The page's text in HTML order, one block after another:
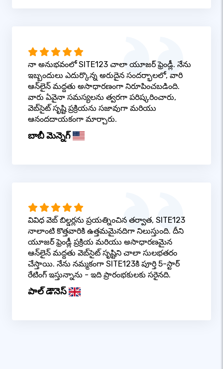
నా అనుభవంలో SITE123 చాలా యూజర్ ఫ్రెండ్లీ. నేను
ఇబ్బందులు ఎదుర్కొన్న అరుదైన సందర్భాలలో, వారి
ఆన్‌లైన్ మద్దతు అసాధారణంగా నిరూపించబడింది.
వారు ఏవైనా సమస్యలను త్వరగా పరిష్కరించారు,
వెబ్‌సైట్ సృష్టి ప్రక్రియను సజావుగా మరియు
ఆనందదాయకంగా మార్చారు.
బాబీ మెన్నెగ్
వివిధ వెబ్ బిల్డర్లను ప్రయత్నించిన తర్వాత, SITE123
నాలాంటి కొత్తవారికి ఉత్తమమైనదిగా నిలుస్తుంది. దీని
యూజర్ ఫ్రెండ్లీ ప్రక్రియ మరియు అసాధారణమైన
ఆన్‌లైన్ మద్దతు వెబ్‌సైట్ సృష్టిని చాలా సులభతరం
చేస్తాయి. నేను నమ్మకంగా SITE123కి పూర్తి 5-స్టార్
రేటింగ్ ఇస్తున్నాను - ఇది ప్రారంభకులకు సరైనది.
పాల్ డౌనెస్